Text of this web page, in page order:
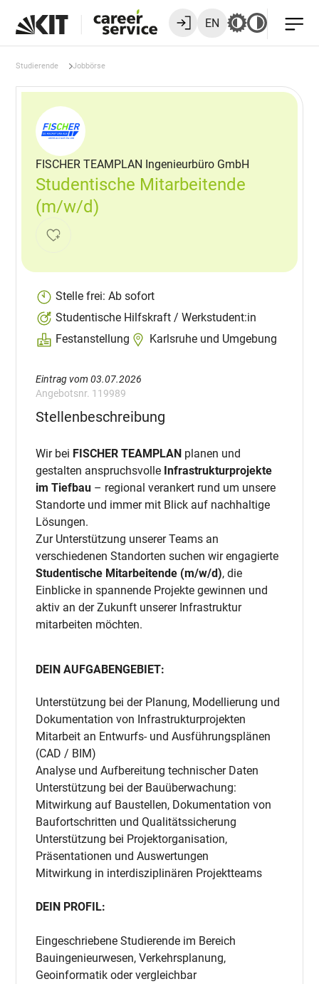
EN
Studierende Jobbörse
FISCHER TEAMPLAN Ingenieurbüro GmbH
Studentische Mitarbeitende
(m/w/d)
Stelle frei: Ab sofort
Studentische Hilfskraft / Werkstudent:in
Festanstellung
Karlsruhe und Umgebung
Eintrag vom 03.07.2026
Angebotsnr. 119989
Stellenbeschreibung
Wir bei FISCHER TEAMPLAN planen und
gestalten anspruchsvolle Infrastrukturprojekte
im Tiefbau – regional verankert rund um unsere
Standorte und immer mit Blick auf nachhaltige
Lösungen.
Zur Unterstützung unserer Teams an
verschiedenen Standorten suchen wir engagierte
Studentische Mitarbeitende (m/w/d), die
Einblicke in spannende Projekte gewinnen und
aktiv an der Zukunft unserer Infrastruktur
mitarbeiten möchten.
DEIN AUFGABENGEBIET:
Unterstützung bei der Planung, Modellierung und
Dokumentation von Infrastrukturprojekten
Mitarbeit an Entwurfs- und Ausführungsplänen
(CAD / BIM)
Analyse und Aufbereitung technischer Daten
Unterstützung bei der Bauüberwachung:
Mitwirkung auf Baustellen, Dokumentation von
Baufortschritten und Qualitätssicherung
Unterstützung bei Projektorganisation,
Präsentationen und Auswertungen
Mitwirkung in interdisziplinären Projektteams
DEIN PROFIL:
Eingeschriebene Studierende im Bereich
Bauingenieurwesen, Verkehrsplanung,
Geoinformatik oder vergleichbar